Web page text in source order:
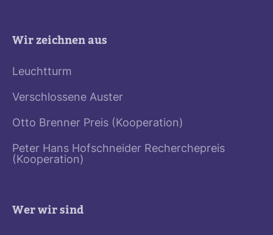
Wir zeichnen aus
Leuchtturm
Verschlossene Auster
Otto Brenner Preis (Kooperation)
Peter Hans Hofschneider Recherchepreis
(Kooperation)
Wer wir sind